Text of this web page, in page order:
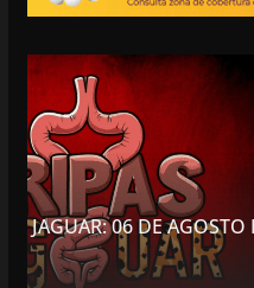
LOCALES OPINIÓN
INCANSABLE ACOSO